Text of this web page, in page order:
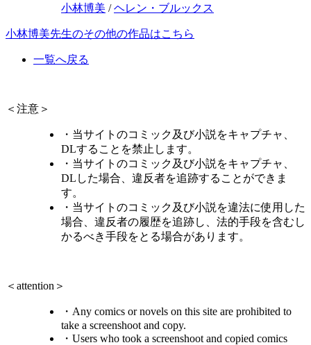
小林博美 /ヘレン・ブルックス
小林博美先生のその他の作品はこちら
一覧へ戻る
＜注意＞
・当サイトのコミック及び小説をキャプチャ、
DLすることを禁止します。
・当サイトのコミック及び小説をキャプチャ、
DLした場合、違反者を追跡することができま
す。
・当サイトのコミック及び小説を違法に使用した
場合、違反者の履歴を追跡し、法的手段を含むし
かるべき手段をとる場合があります。
＜attention＞
・Any comics or novels on this site are prohibited to
take a screenshoot and copy.
・Users who took a screenshoot and copied comics